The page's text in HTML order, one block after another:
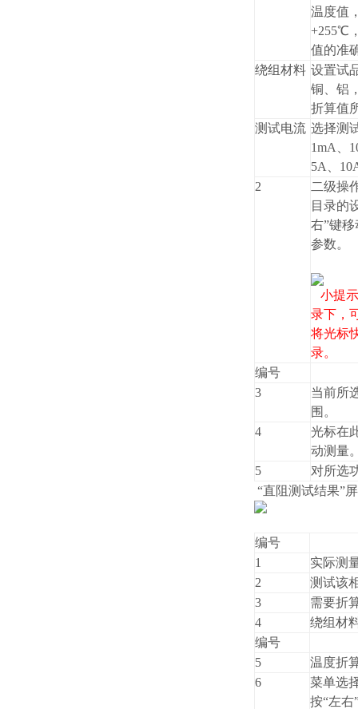
温度值
+255℃
值的准
绕组材料 设置试
铜、铝
折算值
测试电流 选择测
1mA、
5A、
2
二级操
目录的
右”键
参数。
小提
录下，
将光标
录。
编号
3
当前所
围。
4
光标在
动测量
5
对所选
“直阻测试结果”
编号
1
实际测
2
测试该
3
需要折
4
绕组材
编号
5
温度折
6
菜单选
按“左右